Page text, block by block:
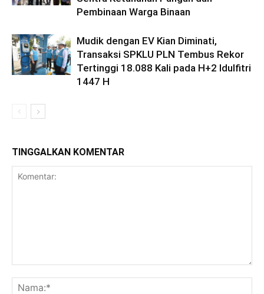
Pembinaan Warga Binaan
Mudik dengan EV Kian Diminati,
Transaksi SPKLU PLN Tembus Rekor
Tertinggi 18.088 Kali pada H+2 Idulfitri
1447 H
TINGGALKAN KOMENTAR